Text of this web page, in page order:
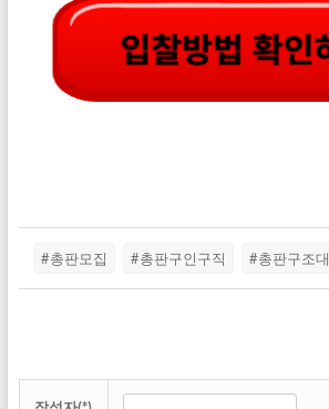
#총판모집 #총판구인구직 #총판구조대